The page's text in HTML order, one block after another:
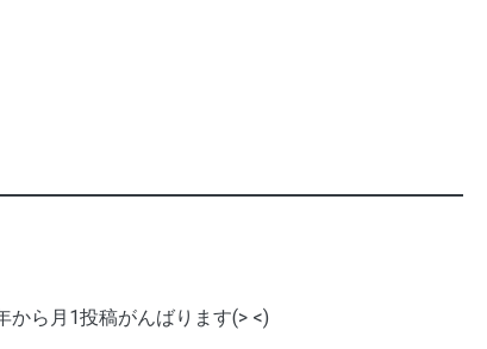
から月1投稿がんばります(> <)